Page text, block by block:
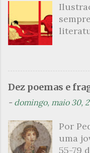
i
o
que
a
nos
Dez poemas e
- domingo, maio 30,
Por
uma
55-79